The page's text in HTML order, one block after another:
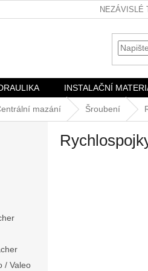
NEZÁVISLÉ
INSTALAČNÍ
mazání Šroubení
/ Valeo